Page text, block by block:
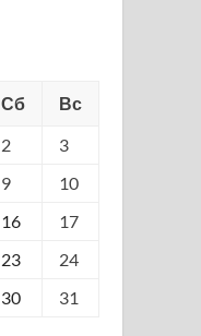
Сб
Вс
2
3
9
10
16
17
23
24
30 31